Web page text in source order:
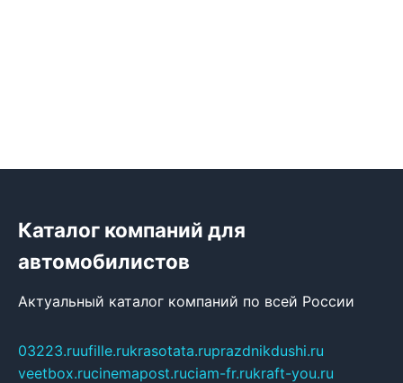
Каталог компаний для
автомобилистов
Актуальный каталог компаний по всей России
03223.ruufille.rukrasotata.ruprazdnikdushi.ru
veetbox.rucinemapost.ruciam-fr.rukraft-you.ru